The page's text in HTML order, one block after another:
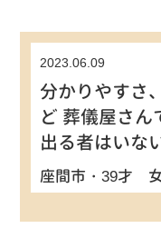
2023.06.09
分かりやすさ
ど 葬儀屋さん
出る者はいな
座間市・39才 女